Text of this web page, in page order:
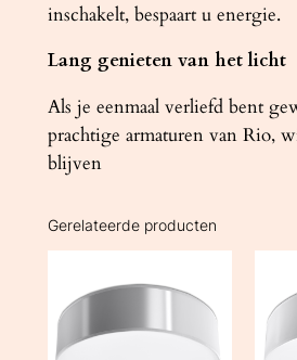
inschakelt, bespaart u energie.
Lang genieten van het licht
Als je eenmaal verliefd bent
prachtige armaturen van Rio,
blijven
Gerelateerde producten